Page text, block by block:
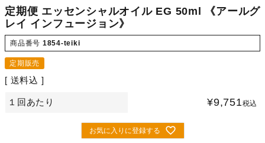
定期便 エッセンシャルオイル EG 50ml 《アールグ
レイ インフュージョン》
商品番号 1854-teiki
定期販売
送料込
１回あたり ¥9,751税込
お気に入りに登録する